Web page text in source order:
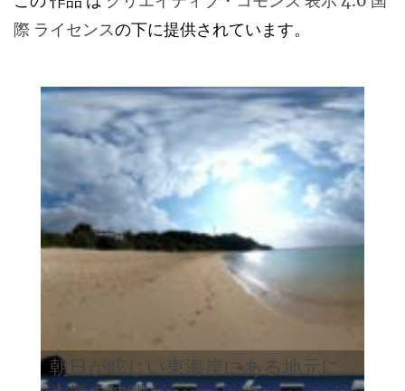
際 ライセンスの下に提供されています。
朝日が眩しい東海岸にある地元に